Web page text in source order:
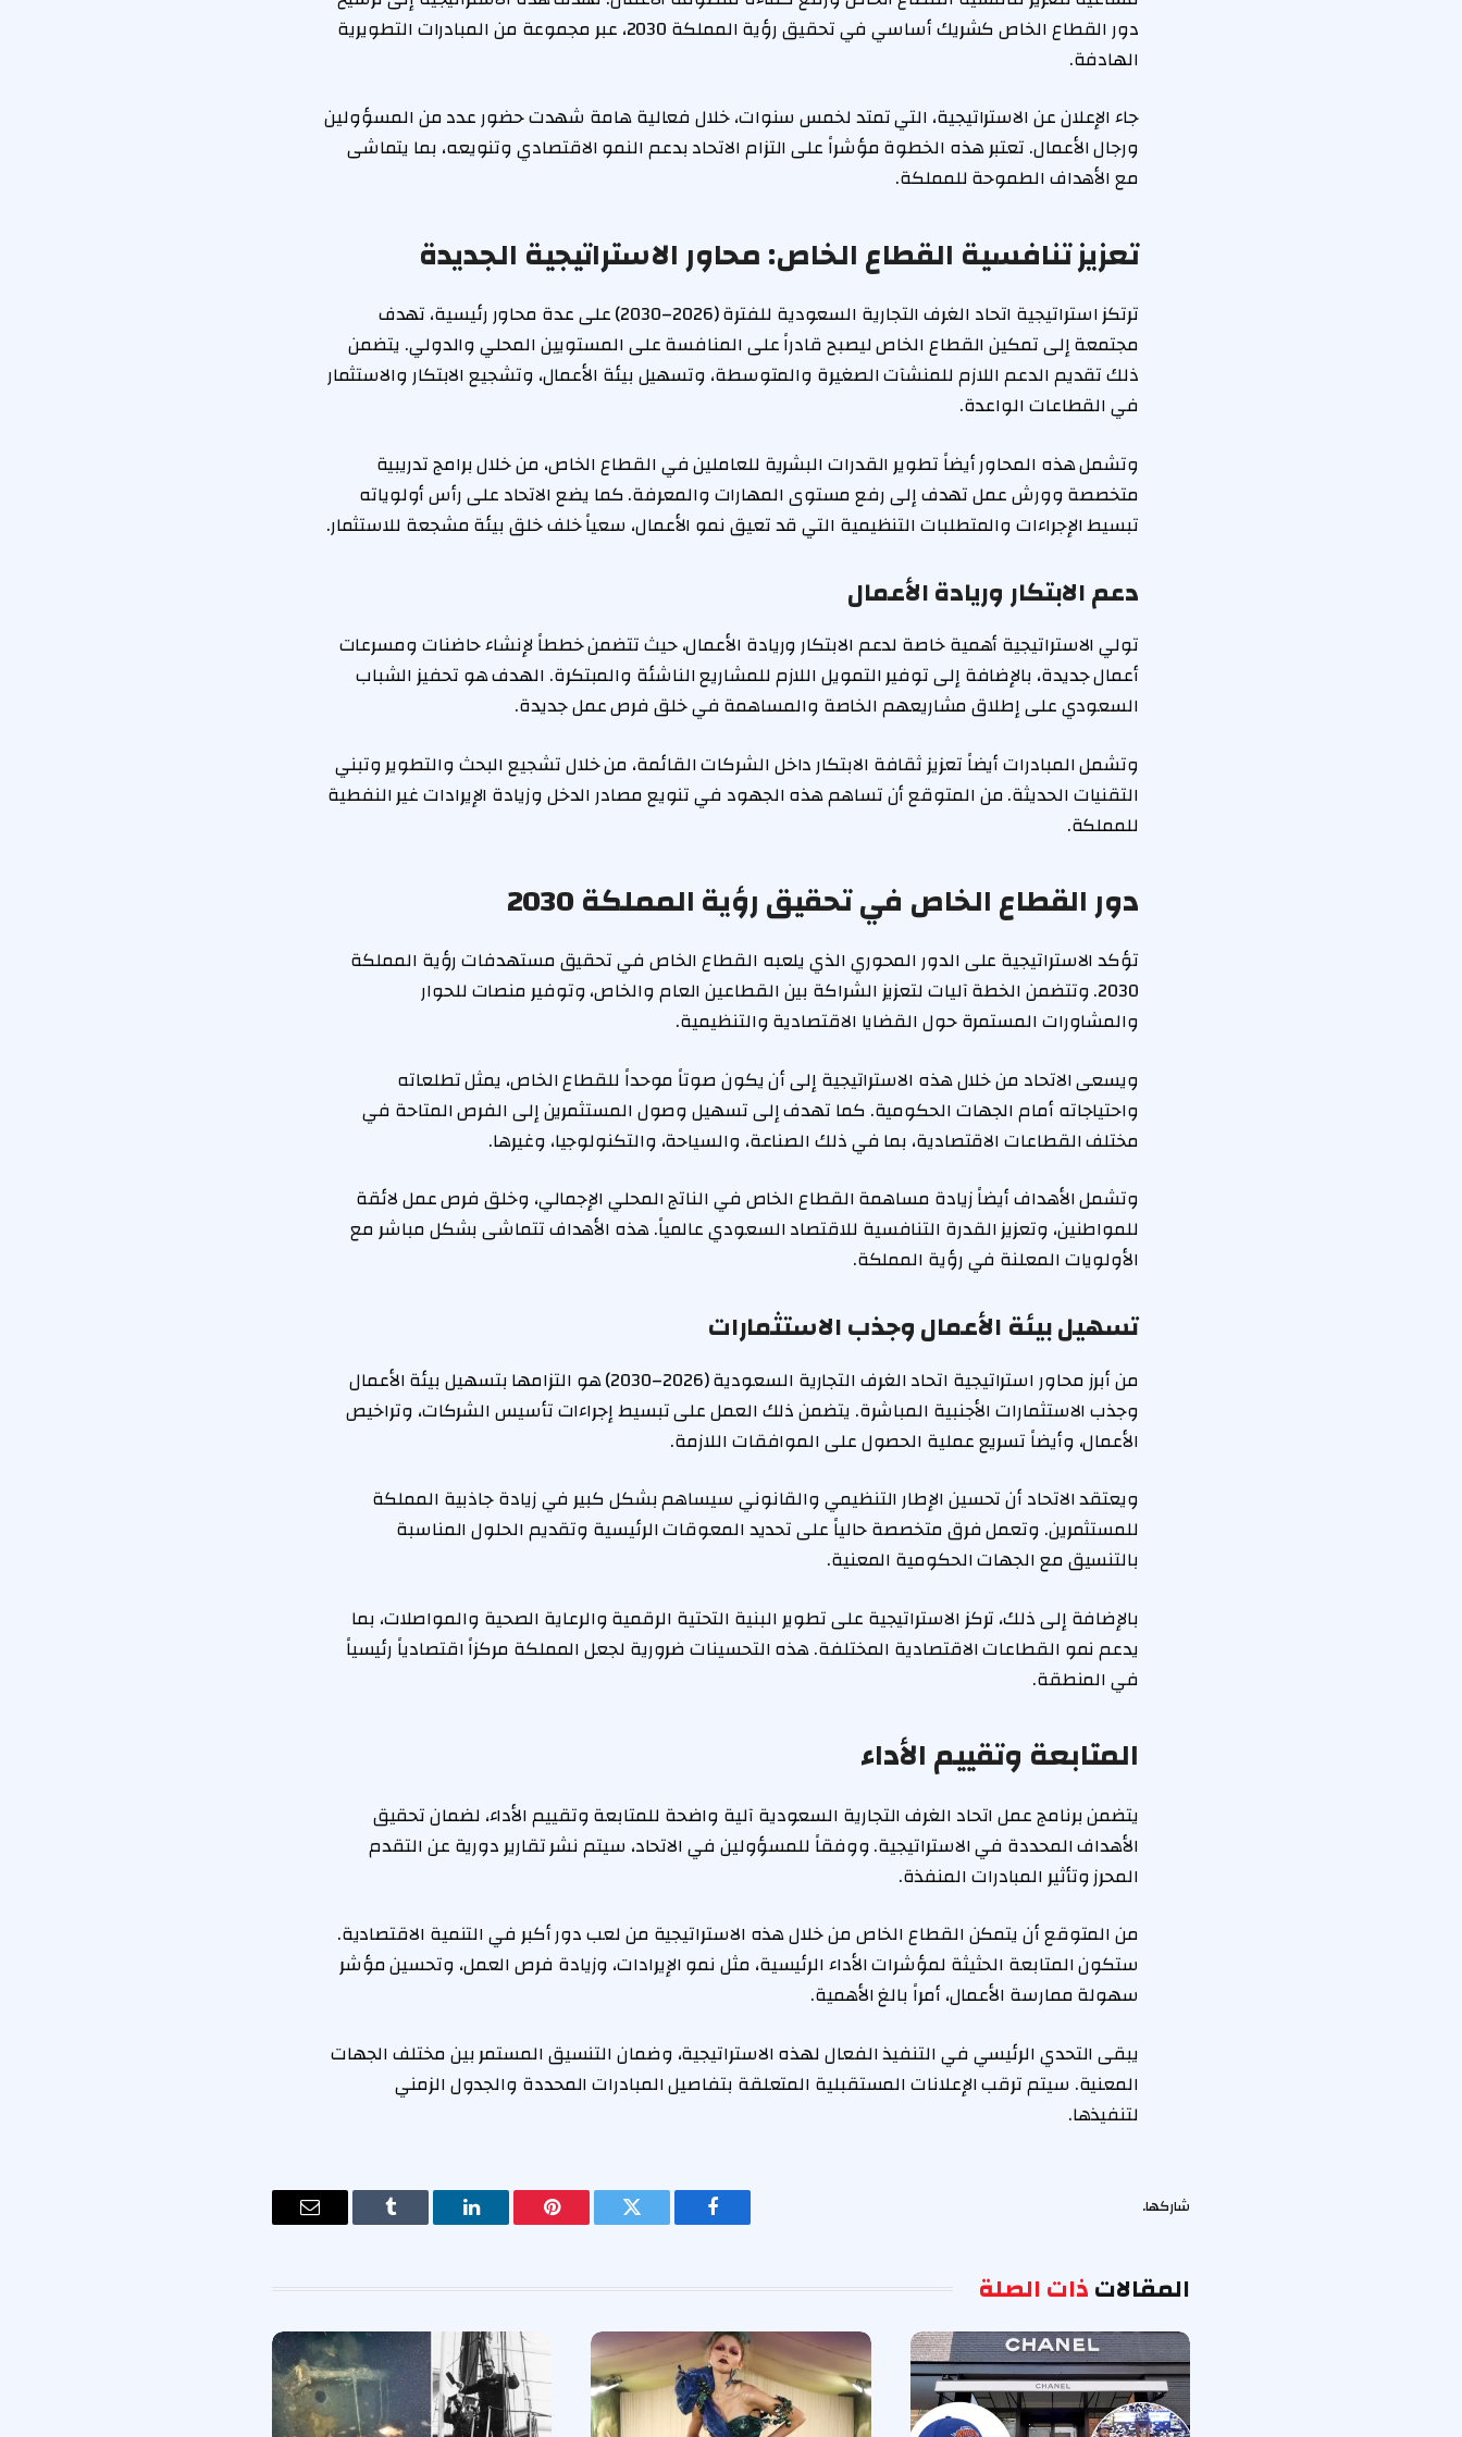
دور القطاع الخاص كشريك أساسي في تحقيق رؤية المملكة 2030، عبر مجموعة من المبادرات التطويرية
الهادفة.
جاء الإعلان عن الاستراتيجية، التي تمتد لخمس سنوات، خلال فعالية هامة شهدت حضور عدد من المسؤولين
ورجال الأعمال. تعتبر هذه الخطوة مؤشراً على التزام الاتحاد بدعم النمو الاقتصادي وتنويعه، بما يتماشى
مع الأهداف الطموحة للمملكة.
تعزيز تنافسية القطاع الخاص: محاور الاستراتيجية الجديدة
ترتكز استراتيجية اتحاد الغرف التجارية السعودية للفترة (2026–2030) على عدة محاور رئيسية، تهدف
مجتمعة إلى تمكين القطاع الخاص ليصبح قادراً على المنافسة على المستويين المحلي والدولي. يتضمن
ذلك تقديم الدعم اللازم للمنشآت الصغيرة والمتوسطة، وتسهيل بيئة الأعمال، وتشجيع الابتكار والاستثمار
في القطاعات الواعدة.
وتشمل هذه المحاور أيضاً تطوير القدرات البشرية للعاملين في القطاع الخاص، من خلال برامج تدريبية
متخصصة وورش عمل تهدف إلى رفع مستوى المهارات والمعرفة. كما يضع الاتحاد على رأس أولوياته
تبسيط الإجراءات والمتطلبات التنظيمية التي قد تعيق نمو الأعمال، سعياً خلف خلق بيئة مشجعة للاستثمار.
دعم الابتكار وريادة الأعمال
تولي الاستراتيجية أهمية خاصة لدعم الابتكار وريادة الأعمال، حيث تتضمن خططاً لإنشاء حاضنات ومسرعات
أعمال جديدة، بالإضافة إلى توفير التمويل اللازم للمشاريع الناشئة والمبتكرة. الهدف هو تحفيز الشباب
السعودي على إطلاق مشاريعهم الخاصة والمساهمة في خلق فرص عمل جديدة.
وتشمل المبادرات أيضاً تعزيز ثقافة الابتكار داخل الشركات القائمة، من خلال تشجيع البحث والتطوير وتبني
التقنيات الحديثة. من المتوقع أن تساهم هذه الجهود في تنويع مصادر الدخل وزيادة الإيرادات غير النفطية
للمملكة.
دور القطاع الخاص في تحقيق رؤية المملكة 2030
تؤكد الاستراتيجية على الدور المحوري الذي يلعبه القطاع الخاص في تحقيق مستهدفات رؤية المملكة
2030. وتتضمن الخطة آليات لتعزيز الشراكة بين القطاعين العام والخاص، وتوفير منصات للحوار
والمشاورات المستمرة حول القضايا الاقتصادية والتنظيمية.
ويسعى الاتحاد من خلال هذه الاستراتيجية إلى أن يكون صوتاً موحداً للقطاع الخاص، يمثل تطلعاته
واحتياجاته أمام الجهات الحكومية. كما تهدف إلى تسهيل وصول المستثمرين إلى الفرص المتاحة في
مختلف القطاعات الاقتصادية، بما في ذلك الصناعة، والسياحة، والتكنولوجيا، وغيرها.
وتشمل الأهداف أيضاً زيادة مساهمة القطاع الخاص في الناتج المحلي الإجمالي، وخلق فرص عمل لائقة
للمواطنين، وتعزيز القدرة التنافسية للاقتصاد السعودي عالمياً. هذه الأهداف تتماشى بشكل مباشر مع
الأولويات المعلنة في رؤية المملكة.
تسهيل بيئة الأعمال وجذب الاستثمارات
من أبرز محاور استراتيجية اتحاد الغرف التجارية السعودية (2026–2030) هو التزامها بتسهيل بيئة الأعمال
وجذب الاستثمارات الأجنبية المباشرة. يتضمن ذلك العمل على تبسيط إجراءات تأسيس الشركات، وتراخيص
الأعمال، وأيضاً تسريع عملية الحصول على الموافقات اللازمة.
ويعتقد الاتحاد أن تحسين الإطار التنظيمي والقانوني سيساهم بشكل كبير في زيادة جاذبية المملكة
للمستثمرين. وتعمل فرق متخصصة حالياً على تحديد المعوقات الرئيسية وتقديم الحلول المناسبة
بالتنسيق مع الجهات الحكومية المعنية.
بالإضافة إلى ذلك، تركز الاستراتيجية على تطوير البنية التحتية الرقمية والرعاية الصحية والمواصلات، بما
يدعم نمو القطاعات الاقتصادية المختلفة. هذه التحسينات ضرورية لجعل المملكة مركزاً اقتصادياً رئيسياً
في المنطقة.
المتابعة وتقييم الأداء
يتضمن برنامج عمل اتحاد الغرف التجارية السعودية آلية واضحة للمتابعة وتقييم الأداء، لضمان تحقيق
الأهداف المحددة في الاستراتيجية. ووفقاً للمسؤولين في الاتحاد، سيتم نشر تقارير دورية عن التقدم
المحرز وتأثير المبادرات المنفذة.
من المتوقع أن يتمكن القطاع الخاص من خلال هذه الاستراتيجية من لعب دور أكبر في التنمية الاقتصادية.
ستكون المتابعة الحثيثة لمؤشرات الأداء الرئيسية، مثل نمو الإيرادات، وزيادة فرص العمل، وتحسين مؤشر
سهولة ممارسة الأعمال، أمراً بالغ الأهمية.
يبقى التحدي الرئيسي في التنفيذ الفعال لهذه الاستراتيجية، وضمان التنسيق المستمر بين مختلف الجهات
المعنية. سيتم ترقب الإعلانات المستقبلية المتعلقة بتفاصيل المبادرات المحددة والجدول الزمني
لتنفيذها.
شاركها.
فيسبوك تويتر بينتيريستلينكدإن Tumblr
البريد
المقالاتذات الصلة